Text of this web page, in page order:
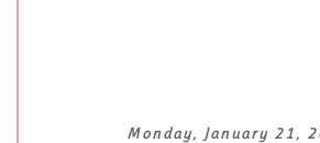
Monday, January 21,